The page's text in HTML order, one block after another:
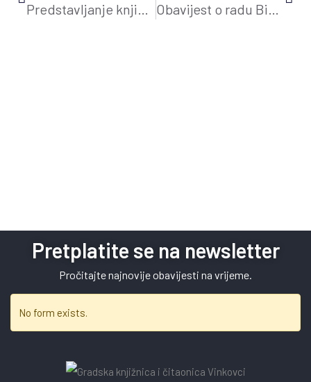
Predstavljanje knjige Zvonimira Grgljanića Obavijest o radu Bibliobusne službe na Veliki petak
Pretplatite se na newsletter
Pročitajte najnovije obavijesti na vrijeme.
No form exists.